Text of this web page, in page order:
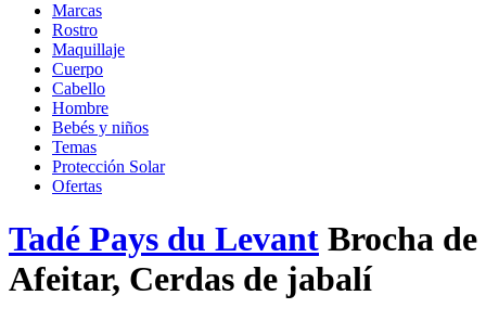
Marcas
Rostro
Maquillaje
Cuerpo
Cabello
Hombre
Bebés y niños
Temas
Protección Solar
Ofertas
Tadé Pays du Levant Brocha de
Afeitar, Cerdas de jabalí